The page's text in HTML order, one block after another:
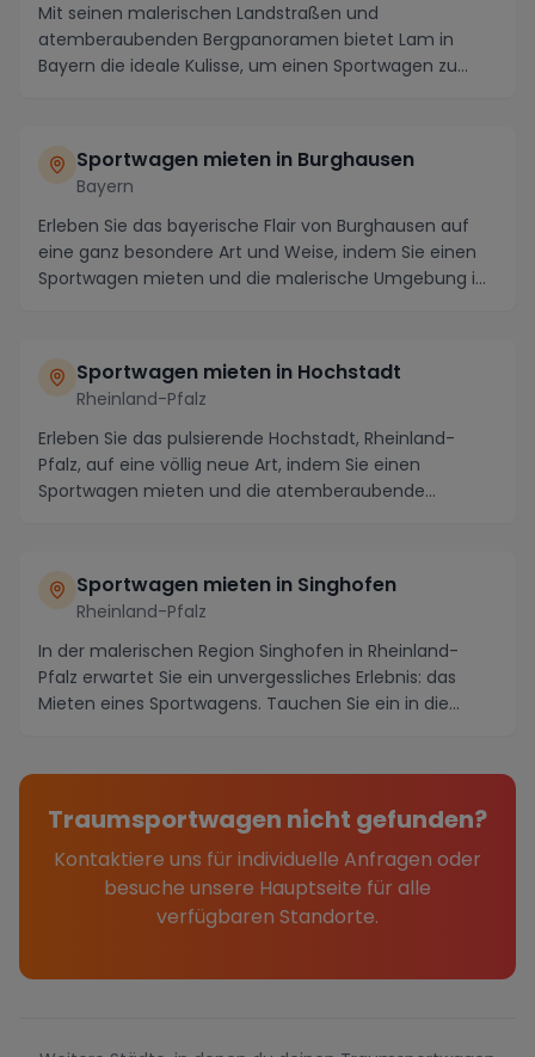
Mit seinen malerischen Landstraßen und
atemberaubenden Bergpanoramen bietet Lam in
Bayern die ideale Kulisse, um einen Sportwagen zu
Sportwagen mieten in Burghausen
Bayern
Erleben Sie das bayerische Flair von Burghausen auf
eine ganz besondere Art und Weise, indem Sie einen
Sportwagen mieten und die malerische Umgebung i...
Sportwagen mieten in Hochstadt
Rheinland-Pfalz
Erleben Sie das pulsierende Hochstadt, Rheinland-
Pfalz, auf eine völlig neue Art, indem Sie einen
Sportwagen mieten und die atemberaubende
Sportwagen mieten in Singhofen
Rheinland-Pfalz
In der malerischen Region Singhofen in Rheinland-
Pfalz erwartet Sie ein unvergessliches Erlebnis: das
Mieten eines Sportwagens. Tauchen Sie ein in die...
Traumsportwagen nicht gefunden?
Kontaktiere uns für individuelle Anfragen oder
besuche unsere Hauptseite für alle
verfügbaren Standorte.